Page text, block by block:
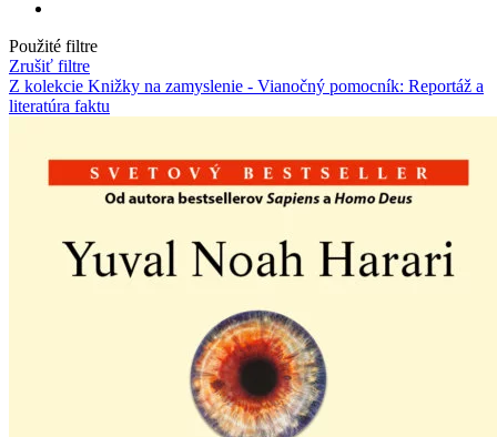
Použité filtre
Zrušiť filtre
Z kolekcie Knižky na zamyslenie - Vianočný pomocník: Reportáž a
literatúra faktu